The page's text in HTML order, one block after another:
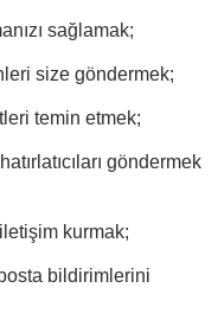
sağlamak;
size göndermek;
temin etmek;
göndermek
kurmak;
bildirimlerini